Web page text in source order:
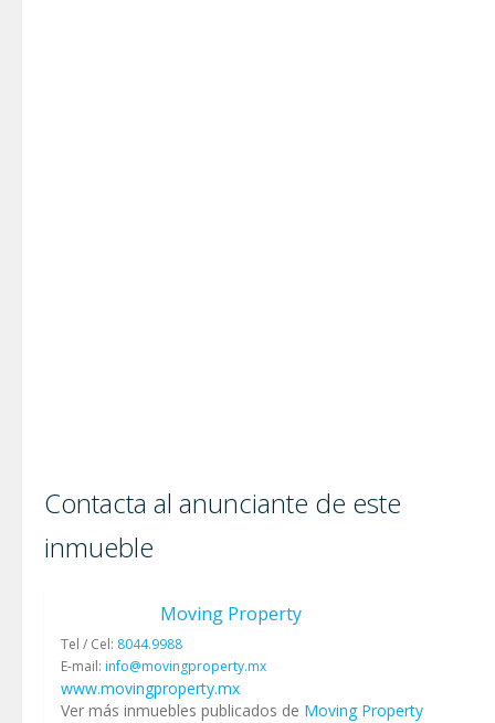
Contacta al anunciante de este
inmueble
Moving Property
Tel / Cel: 8044.9988
E-mail: info@movingproperty.mx
www.movingproperty.mx
Ver más inmuebles publicados de Moving Property